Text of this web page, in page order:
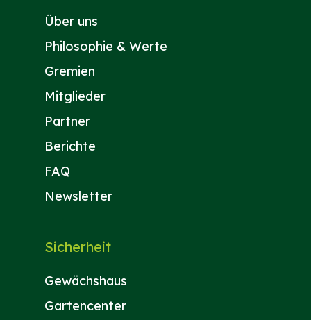
Über uns
Philosophie & Werte
Gremien
Mitglieder
Partner
Berichte
FAQ
Newsletter
Sicherheit
Gewächshaus
Gartencenter